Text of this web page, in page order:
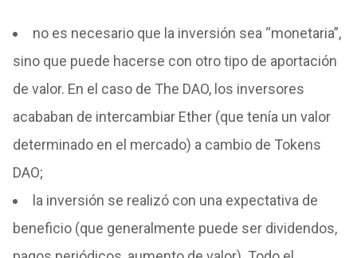
no es necesario que la inversión sea “monetaria”,
sino que puede hacerse con otro tipo de aportación
de valor. En el caso de The DAO, los inversores
acababan de intercambiar Ether (que tenía un valor
determinado en el mercado) a cambio de Tokens
DAO;
la inversión se realizó con una expectativa de
beneficio (que generalmente puede ser dividendos,